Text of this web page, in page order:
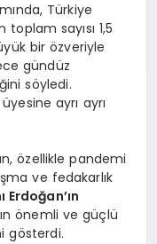
Türkiye
sayısı 1,5
bir özveriyle
gündüz
söyledi.
ayrı ayrı
özellikle pandemi
ve fedakarlık
önemli ve güçlü
gösterdi.